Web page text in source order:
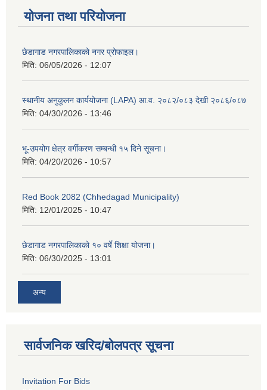
योजना तथा परियोजना
छेडागाड नगरपालिकाको नगर प्रोफाइल।
मिति: 06/05/2026 - 12:07
स्थानीय अनुकूलन कार्ययोजना (LAPA) आ.व. २०८२/०८३ देखी २०८६/०८७
मिति: 04/30/2026 - 13:46
भू-उपयोग क्षेत्र वर्गीकरण सम्बन्धी १५ दिने सूचना।
मिति: 04/20/2026 - 10:57
Red Book 2082 (Chhedagad Municipality)
मिति: 12/01/2025 - 10:47
छेडागाड नगरपालिकाको १० वर्षे शिक्षा योजना।
मिति: 06/30/2025 - 13:01
अन्य
सार्वजनिक खरिद/बोलपत्र सूचना
Invitation For Bids